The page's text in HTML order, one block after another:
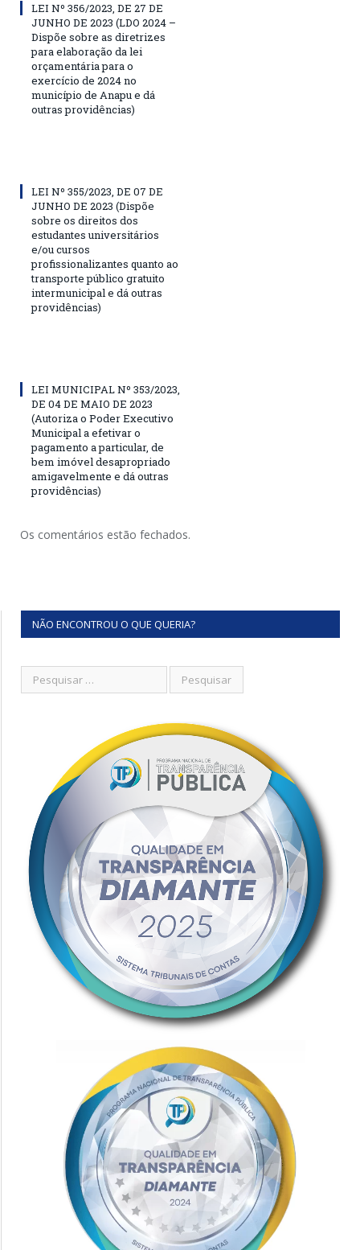
LEI Nº 356/2023, DE 27 DE
JUNHO DE 2023 (LDO 2024 –
Dispõe sobre as diretrizes
para elaboração da lei
orçamentária para o
exercício de 2024 no
município de Anapu e dá
outras providências)
LEI Nº 355/2023, DE 07 DE
JUNHO DE 2023 (Dispõe
sobre os direitos dos
estudantes universitários
e/ou cursos
profissionalizantes quanto ao
transporte público gratuito
intermunicipal e dá outras
providências)
LEI MUNICIPAL Nº 353/2023,
DE 04 DE MAIO DE 2023
(Autoriza o Poder Executivo
Municipal a efetivar o
pagamento a particular, de
bem imóvel desapropriado
amigavelmente e dá outras
providências)
Os comentários estão fechados.
NÃO ENCONTROU O QUE QUERIA?